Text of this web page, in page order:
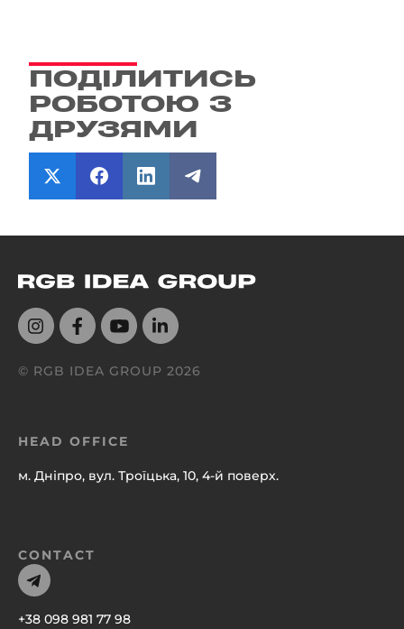
ПОДІЛИТИСЬ
РОБОТОЮ З
ДРУЗЯМИ
© RGB IDEA GROUP 2026
HEAD OFFICE
м. Дніпро, вул. Троїцька, 10, 4-й поверх.
CONTACT
+38 098 981 77 98